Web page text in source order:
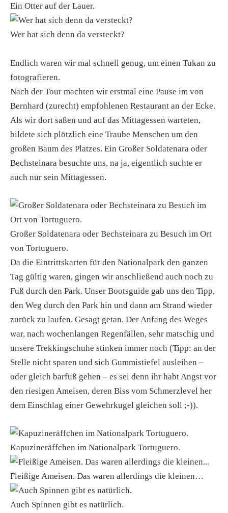
Ein Otter auf der Lauer.
Wer hat sich denn da versteckt?
Endlich waren wir mal schnell genug, um einen Tukan zu
fotografieren.
Nach der Tour machten wir erstmal eine Pause im von
Bernhard (zurecht) empfohlenen Restaurant an der Ecke.
Als wir dort saßen und auf das Mittagessen warteten,
bildete sich plötzlich eine Traube Menschen um den
großen Baum des Platzes. Ein Großer Soldatenara oder
Bechsteinara besuchte uns, na ja, eigentlich suchte er
auch nur sein Mittagessen.
Großer Soldatenara oder Bechsteinara zu Besuch im Ort
von Tortuguero.
Da die Eintrittskarten für den Nationalpark den ganzen
Tag gültig waren, gingen wir anschließend auch noch zu
Fuß durch den Park. Unser Bootsguide gab uns den Tipp,
den Weg durch den Park hin und dann am Strand wieder
zurück zu laufen. Gesagt getan. Der Anfang des Weges
war, nach wochenlangen Regenfällen, sehr matschig und
unsere Trekkingschuhe stinken immer noch (Tipp: an der
Stelle nicht sparen und sich Gummistiefel ausleihen –
oder gleich barfuß gehen – es sei denn ihr habt Angst vor
den riesigen Ameisen, deren Biss vom Schmerzlevel her
dem Einschlag einer Gewehrkugel gleichen soll ;-)).
Kapuzineräffchen im Nationalpark Tortuguero.
Fleißige Ameisen. Das waren allerdings die kleinen…
Auch Spinnen gibt es natürlich.